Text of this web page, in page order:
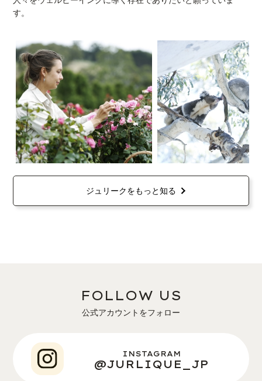
す。
ジュリークをもっと知る
FOLLOW US
公式アカウントをフォロー
INSTAGRAM
@JURLIQUE_JP